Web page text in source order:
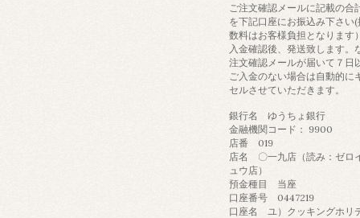
ご注文確認メールに記載の合
を下記口座にお振込み下さい
数料はお客様負担となります
入金確認後、発送致します。
注文確認メールが届いて７日
ご入金のない場合は自動的に
セルさせていただきます。
銀行名 ゆうちょ銀行
金融機関コード： 9900
店番 019
店名 〇一九店（読み：ゼロ
ュウ店）
預金種目 当座
口座番号 0447219
口座名 ユ）クッキングホリ